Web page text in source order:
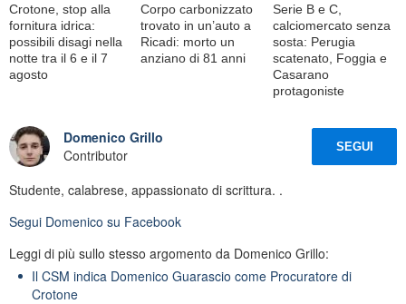
Crotone, stop alla
fornitura idrica:
possibili disagi nella
notte tra il 6 e il 7
agosto
Corpo carbonizzato
trovato in un’auto a
Ricadi: morto un
anziano di 81 anni
Serie B e C,
calciomercato senza
sosta: Perugia
scatenato, Foggia e
Casarano
protagoniste
Domenico Grillo
Contributor
SEGUI
Studente, calabrese, appassionato di scrittura. .
Segui Domenico su Facebook
Leggi di più sullo stesso argomento da Domenico Grillo:
Il CSM indica Domenico Guarascio come Procuratore di
Crotone